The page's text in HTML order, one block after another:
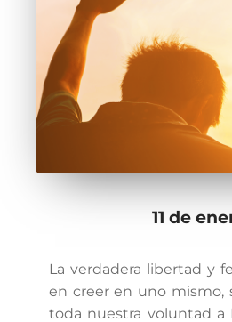
11 de
La verdadera libertad y
en creer en uno mismo,
toda nuestra voluntad a